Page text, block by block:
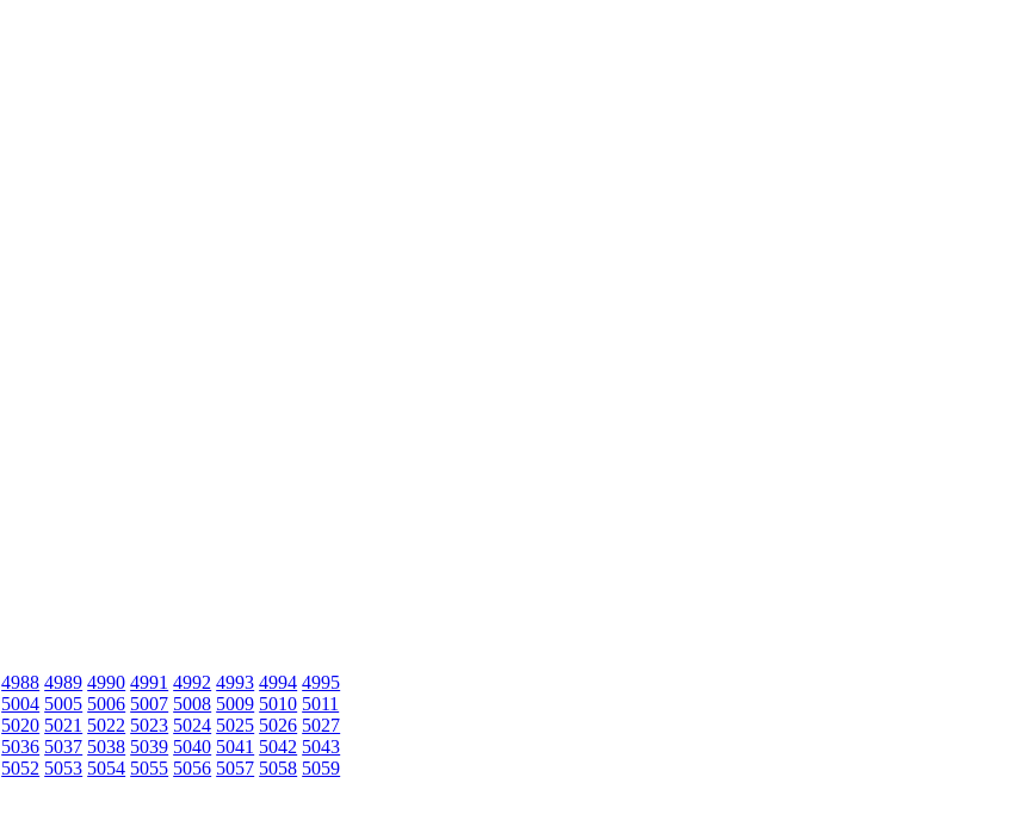
4988 4989 4990 4991 4992 4993 4994 4995
5004 5005 5006 5007 5008 5009 5010 5011
5020 5021 5022 5023 5024 5025 5026 5027
5036 5037 5038 5039 5040 5041 5042 5043
5052 5053 5054 5055 5056 5057 5058 5059